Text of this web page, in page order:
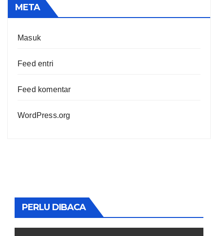
META
Masuk
Feed entri
Feed komentar
WordPress.org
PERLU DIBACA